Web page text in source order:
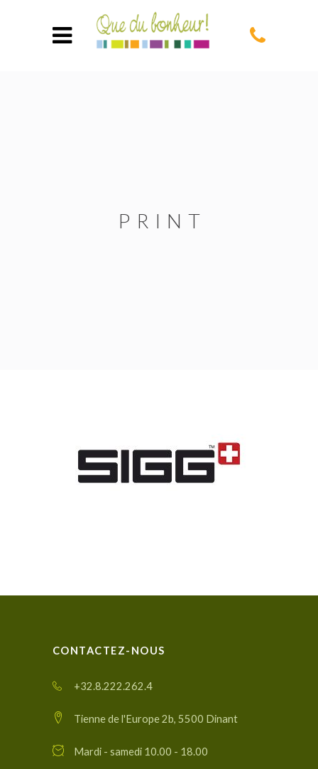
PRINT
CONTACTEZ-NOUS
+32.8.222.262.4
Tienne de l'Europe 2b, 5500 Dinant
Mardi - samedi 10.00 - 18.00